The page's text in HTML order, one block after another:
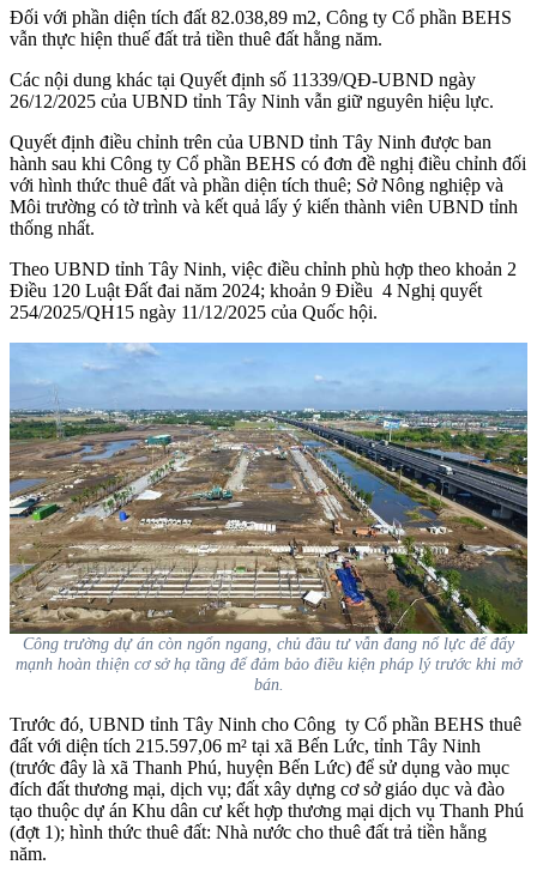
Đối với phần diện tích đất 82.038,89 m2, Công ty Cổ phần BEHS
vẫn thực hiện thuế đất trả tiền thuê đất hằng năm.
Các nội dung khác tại Quyết định số 11339/QĐ-UBND ngày
26/12/2025 của UBND tỉnh Tây Ninh vẫn giữ nguyên hiệu lực.
Quyết định điều chỉnh trên của UBND tỉnh Tây Ninh được ban
hành sau khi Công ty Cổ phần BEHS có đơn đề nghị điều chỉnh đối
với hình thức thuê đất và phần diện tích thuê; Sở Nông nghiệp và
Môi trường có tờ trình và kết quả lấy ý kiến thành viên UBND tỉnh
thống nhất.
Theo UBND tỉnh Tây Ninh, việc điều chỉnh phù hợp theo khoản 2
Điều 120 Luật Đất đai năm 2024; khoản 9 Điều 4 Nghị quyết
254/2025/QH15 ngày 11/12/2025 của Quốc hội.
Công trường dự án còn ngổn ngang, chủ đầu tư vẫn đang nổ lực để đẩy
mạnh hoàn thiện cơ sở hạ tầng để đảm bảo điều kiện pháp lý trước khi mở
bán.
Trước đó, UBND tỉnh Tây Ninh cho Công ty Cổ phần BEHS thuê
đất với diện tích 215.597,06 m² tại xã Bến Lức, tỉnh Tây Ninh
(trước đây là xã Thanh Phú, huyện Bến Lức) để sử dụng vào mục
đích đất thương mại, dịch vụ; đất xây dựng cơ sở giáo dục và đào
tạo thuộc dự án Khu dân cư kết hợp thương mại dịch vụ Thanh Phú
(đợt 1); hình thức thuê đất: Nhà nước cho thuê đất trả tiền hằng
năm.